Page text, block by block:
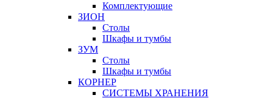
Комплектующие
ЗИОН
Столы
Шкафы и тумбы
ЗУМ
Столы
Шкафы и тумбы
КОРНЕР
СИСТЕМЫ ХРАНЕНИЯ